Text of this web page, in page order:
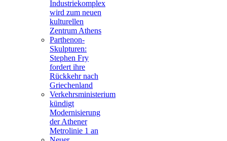
Industriekomplex
wird zum neuen
kulturellen
Zentrum Athens
Parthenon-
Skulpturen:
Stephen Fry
fordert ihre
Rückkehr nach
Griechenland
Verkehrsministerium
kündigt
Modernisierung
der Athener
Metrolinie 1 an